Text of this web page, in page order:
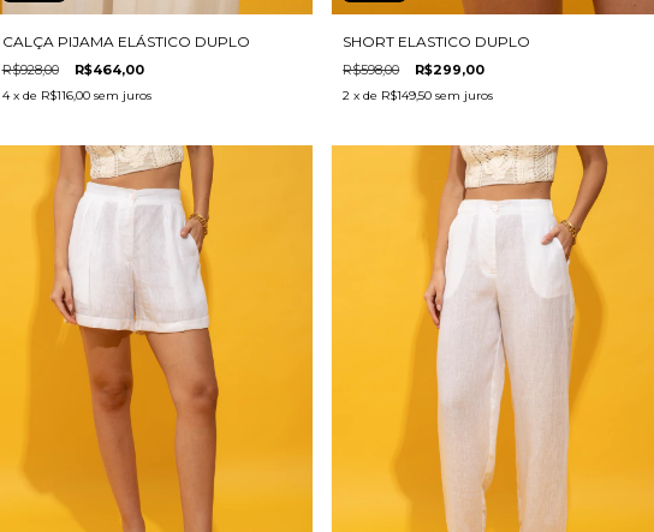
CALÇA PIJAMA ELÁSTICO DUPLO
R$928,00 R$464,00
4 x de R$116,00 sem juros
SHORT ELASTICO DUPLO
R$598,00 R$299,00
2 x de R$149,50 sem juros